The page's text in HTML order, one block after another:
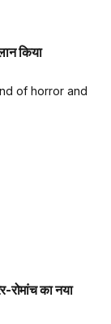
किया
रोमांच का नया